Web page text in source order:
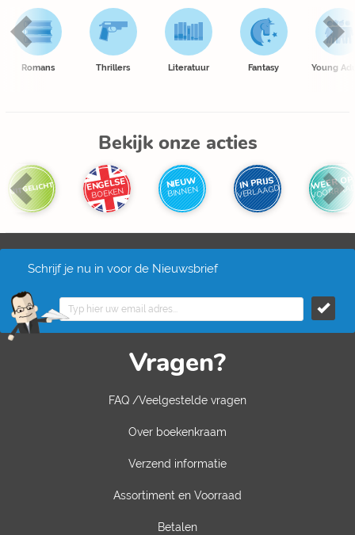
Romans Thrillers Literatuur Fantasy Young
Bekijk onze acties
UITGELICHT ENGELSE
BOEKEN
NIEUW
BINNEN IN PRIJS
VERLAAGD WEER OP
Schrijf je nu in voor de Nieuwsbrief
Vragen?
FAQ /Veelgestelde vragen
Over boekenkraam
Verzend informatie
Assortiment en Voorraad
Betalen